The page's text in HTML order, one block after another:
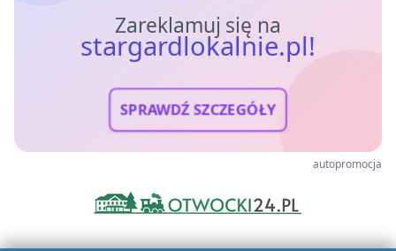
Zareklamuj się na
stargardlokalnie.pl!
SPRAWDŹ SZCZEGÓŁY
autopromocja